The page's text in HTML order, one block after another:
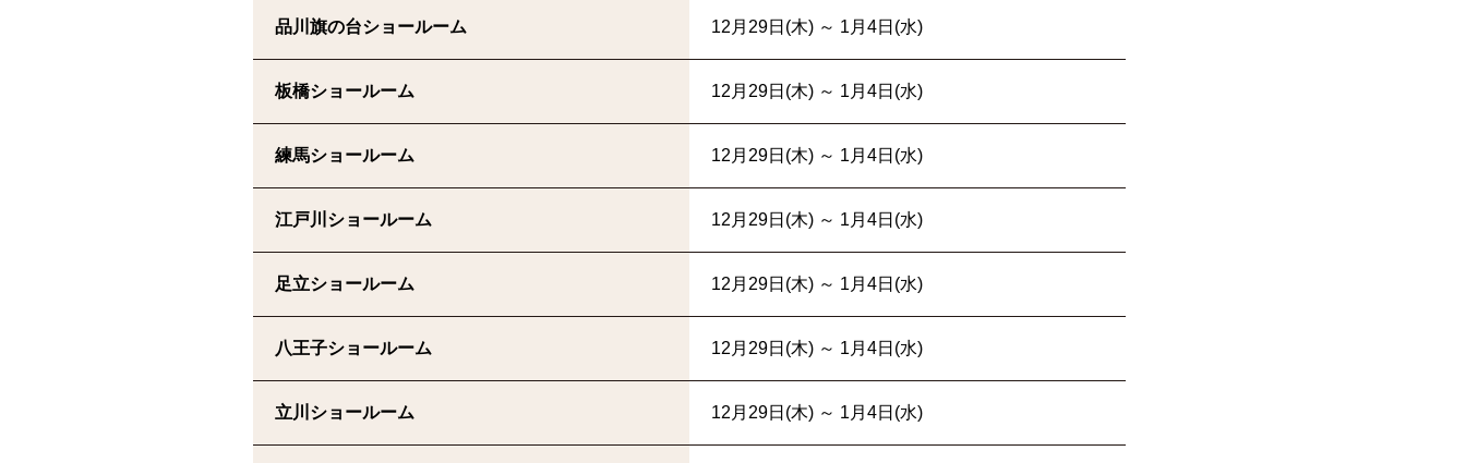
品川旗の台ショールーム 12月29日(木) ～ 1月4日(水)
板橋ショールーム 12月29日(木) ～ 1月4日(水)
練馬ショールーム 12月29日(木) ～ 1月4日(水)
江戸川ショールーム 12月29日(木) ～ 1月4日(水)
足立ショールーム 12月29日(木) ～ 1月4日(水)
八王子ショールーム 12月29日(木) ～ 1月4日(水)
立川ショールーム 12月29日(木) ～ 1月4日(水)